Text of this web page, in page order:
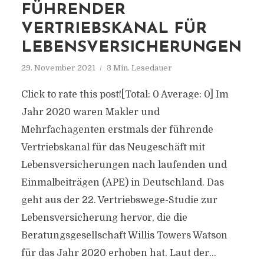
FÜHRENDER
VERTRIEBSKANAL FÜR
LEBENSVERSICHERUNGEN
29. November 2021 3 Min. Lesedauer
Click to rate this post![Total: 0 Average: 0] Im
Jahr 2020 waren Makler und
Mehrfachagenten erstmals der führende
Vertriebskanal für das Neugeschäft mit
Lebensversicherungen nach laufenden und
Einmalbeiträgen (APE) in Deutschland. Das
geht aus der 22. Vertriebswege-Studie zur
Lebensversicherung hervor, die die
Beratungsgesellschaft Willis Towers Watson
für das Jahr 2020 erhoben hat. Laut der...